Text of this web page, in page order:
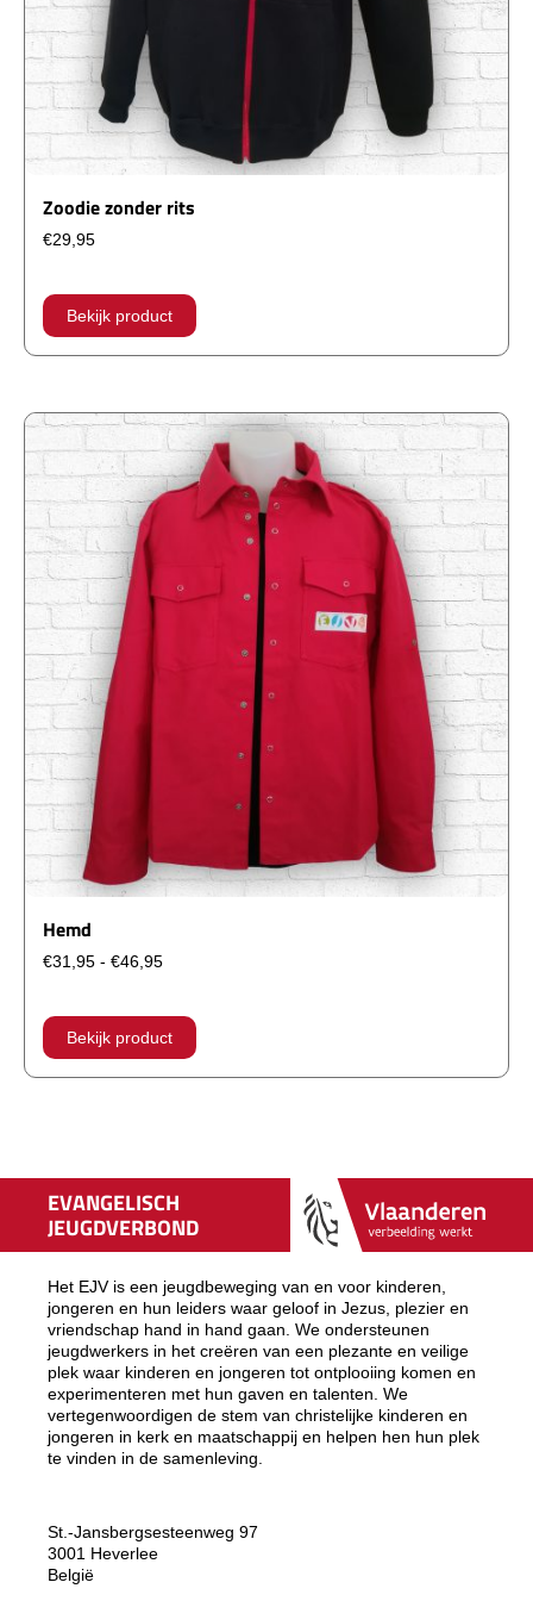
Zoodie zonder rits
€29,95
Bekijk product
meerdere
optie
kan
gekozen
worden
op
productpagina
Hemd
€31,95 - €46,95Prijsklasse:
€46,95
Bekijk product
meerdere
de
productpagina
EVANGELISCH
JEUGDVERBOND
Het EJV is een jeugdbeweging van en voor kinderen,
jongeren en hun leiders waar geloof in Jezus, plezier en
vriendschap hand in hand gaan. We ondersteunen
jeugdwerkers in het creëren van een plezante en veilige
plek waar kinderen en jongeren tot ontplooiing komen en
experimenteren met hun gaven en talenten. We
vertegenwoordigen de stem van christelijke kinderen en
jongeren in kerk en maatschappij en helpen hen hun plek
te vinden in de samenleving.
St.-Jansbergsesteenweg 97
3001 Heverlee
België